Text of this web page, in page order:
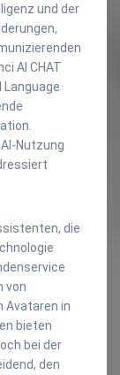
und der
AI CHAT
Language
Nutzung
die
von
Avataren in
bieten
bei der
den